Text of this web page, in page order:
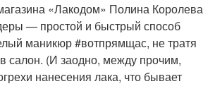
«Лакодом» Полина Королева
— простой и быстрый способ
маникюр #вотпрямщас, не тратя
салон. (И заодно, между прочим,
нанесения лака, что бывает